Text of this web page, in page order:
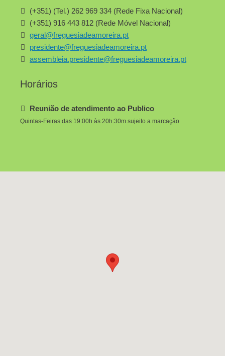
(+351) (Tel.) 262 969 334 (Rede Fixa Nacional)
(+351) 916 443 812 (Rede Móvel Nacional)
geral@freguesiadeamoreira.pt
presidente@freguesiadeamoreira.pt
assembleia.presidente@freguesiadeamoreira.pt
Horários
Reunião de atendimento ao Publico
Quintas-Feiras das 19:00h às 20h:30m sujeito a marcação